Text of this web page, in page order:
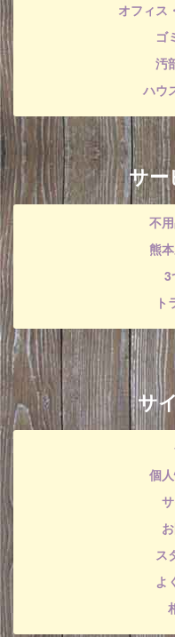
オフィス
ゴ
汚
ハウ
サー
不
熊
3
ト
サ
個
ス
よ